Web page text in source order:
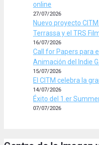
online
27/07/2026
Nuevo proyecto
Terrassa y el TRS
16/07/2026
Call for Papers para
Animación del Indie
15/07/2026
El CITM celebra la
14/07/2026
Éxito del 1.er
07/07/2026